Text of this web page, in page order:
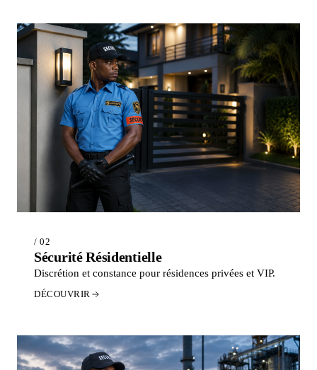
/ 02
Sécurité Résidentielle
Discrétion et constance pour résidences privées et VIP.
DÉCOUVRIR